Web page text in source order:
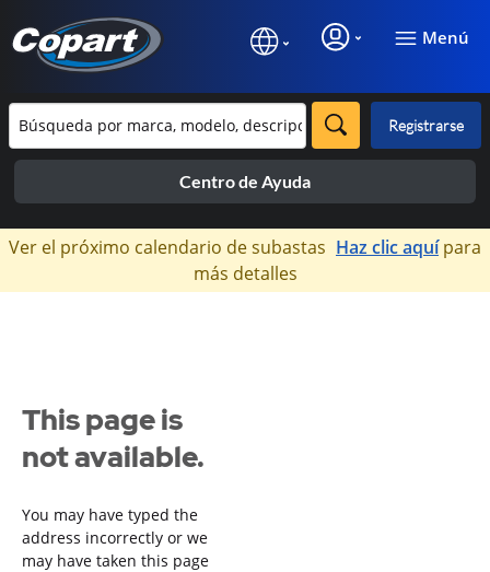
Menú
Registrarse
Centro de Ayuda
×
Ver el próximo calendario de subastas Haz clic aquípara
más detalles
This page is
not available.
You may have typed the
address incorrectly or we
may have taken this page